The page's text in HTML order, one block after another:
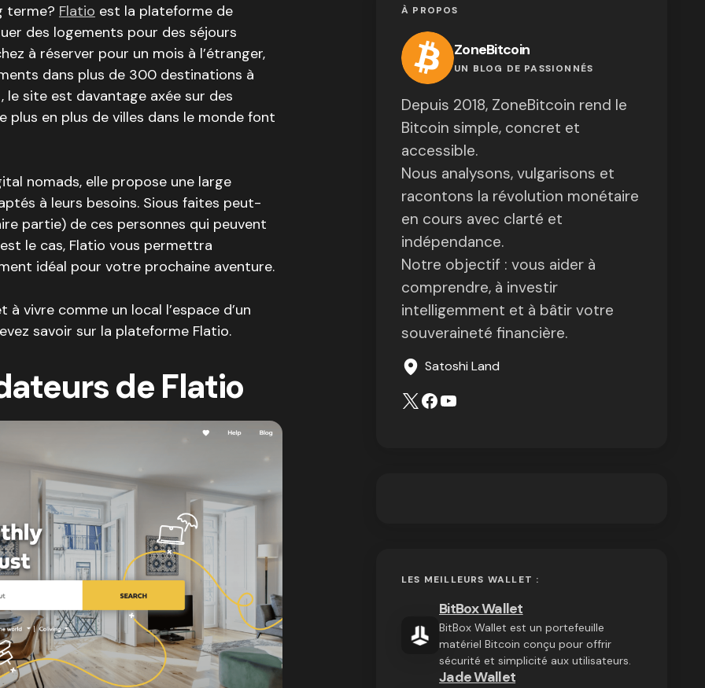
terme? Flatio est la plateforme de
des logements pour des séjours
à réserver pour un mois à l’étranger,
dans plus de 300 destinations à
le site est davantage axée sur des
plus en plus de villes dans le monde font
nomads, elle propose une large
à leurs besoins. Sious faites peut-
partie) de ces personnes qui peuvent
le cas, Flatio vous permettra
idéal pour votre prochaine aventure.
vivre comme un local l’espace d’un
savoir sur la plateforme Flatio.
de Flatio
À PROPOS
ZoneBitcoin
UN BLOG DE PASSIONNÉS
Depuis 2018, ZoneBitcoin rend le
Bitcoin simple, concret et
accessible.
Nous analysons, vulgarisons et
racontons la révolution monétaire
en cours avec clarté et
indépendance.
Notre objectif : vous aider à
comprendre, à investir
intelligemment et à bâtir votre
souveraineté financière.
Satoshi Land
LES MEILLEURS WALLET :
BitBox Wallet
BitBox Wallet est un portefeuille
matériel Bitcoin conçu pour offrir
sécurité et simplicité aux utilisateurs.
Jade Wallet